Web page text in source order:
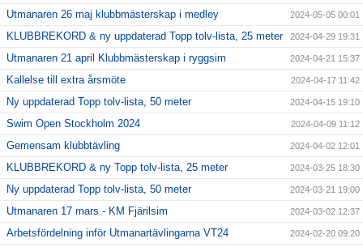
Utmanaren 26 maj klubbmästerskap i medley 2024-05-05 00:01
KLUBBREKORD & ny uppdaterad Topp tolv-lista, 25 meter 2024-04-29 19:31
Utmanaren 21 april Klubbmästerskap i ryggsim 2024-04-21 15:37
Kallelse till extra årsmöte 2024-04-17 11:42
Ny uppdaterad Topp tolv-lista, 50 meter 2024-04-15 19:10
Swim Open Stockholm 2024 2024-04-09 11:12
Gemensam klubbtävling 2024-04-02 12:01
KLUBBREKORD & ny Topp tolv-lista, 25 meter 2024-03-25 18:30
Ny uppdaterad Topp tolv-lista, 50 meter 2024-03-21 19:00
Utmanaren 17 mars - KM Fjärilsim 2024-03-02 12:37
Arbetsfördelning inför Utmanartävlingarna VT24 2024-02-20 09:20